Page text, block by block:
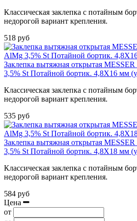
Классическая заклепка с потайным
недорогой вариант крепления.
518 руб
Заклепка вытяжная открытая
3,5% St Потайной бортик. 4,8X16 мм
Классическая заклепка с потайным
недорогой вариант крепления.
535 руб
Заклепка вытяжная открытая
3,5% St Потайной бортик. 4,8X18 мм
Классическая заклепка с потайным
недорогой вариант крепления.
584 руб
Цена
от